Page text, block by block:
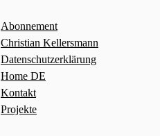
Abonnement
Christian Kellersmann
Datenschutzerklärung
Home DE
Kontakt
Projekte